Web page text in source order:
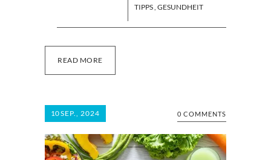
READ MORE
TIPPS, GESUNDHEIT
10SEP., 2024 0 COMMENTS